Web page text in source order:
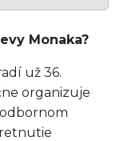
Monaka?
už 36.
organizuje
odbornom